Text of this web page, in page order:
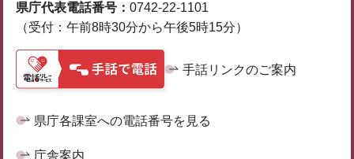
県庁代表電話番号： 0742-22-1101
（受付：午前8時30分から午後5時15分）
手話リンクのご案内
県庁各課室への電話番号を見る
庁舎案内